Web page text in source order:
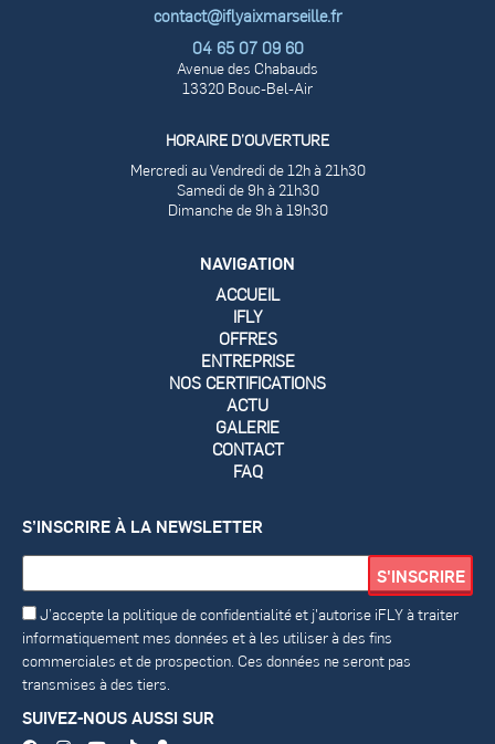
contact@iflyaixmarseille.fr
04 65 07 09 60
Avenue des Chabauds
13320 Bouc-Bel-Air
HORAIRE D’OUVERTURE
Mercredi au Vendredi de 12h à 21h30
Samedi de 9h à 21h30
Dimanche de 9h à 19h30
NAVIGATION
ACCUEIL
IFLY
OFFRES
ENTREPRISE
NOS CERTIFICATIONS
ACTU
GALERIE
CONTACT
FAQ
S’INSCRIRE À LA NEWSLETTER
J’accepte la politique de confidentialité et j'autorise iFLY à traiter
informatiquement mes données et à les utiliser à des fins
commerciales et de prospection. Ces données ne seront pas
transmises à des tiers.
SUIVEZ-NOUS AUSSI SUR